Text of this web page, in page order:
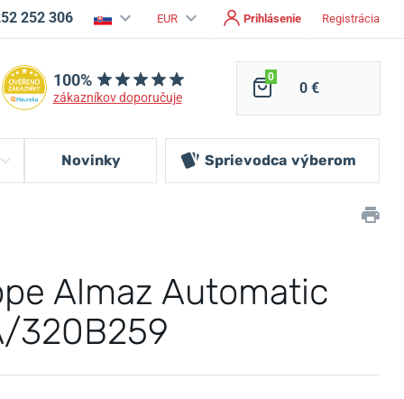
252 306 EUR Prihlásenie Registrácia
100%
zákazníkov doporučuje
0
0 €
Novinky Sprievodca výberom
Almaz Automatic
320B259